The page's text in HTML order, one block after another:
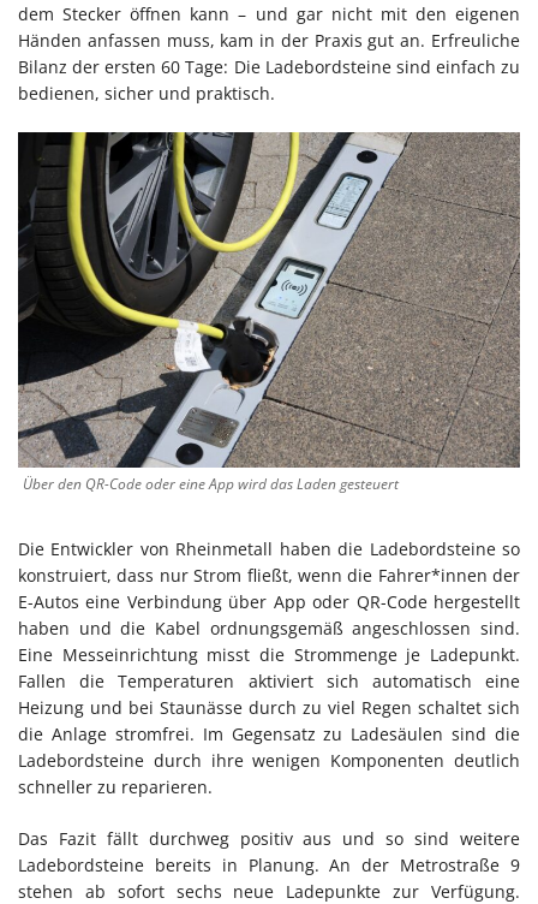
dem Stecker öffnen kann – und gar nicht mit den eigenen
Händen anfassen muss, kam in der Praxis gut an. Erfreuliche
Bilanz der ersten 60 Tage: Die Ladebordsteine sind einfach zu
bedienen, sicher und praktisch.
Über den QR-Code oder eine App wird das Laden gesteuert
Die Entwickler von Rheinmetall haben die Ladebordsteine so
konstruiert, dass nur Strom fließt, wenn die Fahrer*innen der
E-Autos eine Verbindung über App oder QR-Code hergestellt
haben und die Kabel ordnungsgemäß angeschlossen sind.
Eine Messeinrichtung misst die Strommenge je Ladepunkt.
Fallen die Temperaturen aktiviert sich automatisch eine
Heizung und bei Staunässe durch zu viel Regen schaltet sich
die Anlage stromfrei. Im Gegensatz zu Ladesäulen sind die
Ladebordsteine durch ihre wenigen Komponenten deutlich
schneller zu reparieren.
Das Fazit fällt durchweg positiv aus und so sind weitere
Ladebordsteine bereits in Planung. An der Metrostraße 9
stehen ab sofort sechs neue Ladepunkte zur Verfügung.